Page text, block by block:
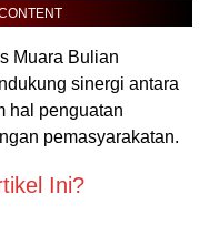
Muara Bulian
sinergi antara
hal penguatan
pemasyarakatan.
Ini?